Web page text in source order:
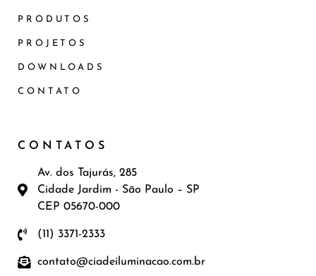
PRODUTOS
PROJETOS
DOWNLOADS
CONTATO
CONTATOS
Av. dos Tajurás, 285
Cidade Jardim - São Paulo – SP
CEP 05670-000
(11) 3371-2333
contato@ciadeiluminacao.com.br